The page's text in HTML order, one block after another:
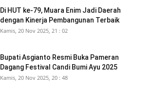
Di HUT ke-79, Muara Enim Jadi Daerah
dengan Kinerja Pembangunan Terbaik
Kamis, 20 Nov 2025, 21 : 02
Bupati Asgianto Resmi Buka Pameran
Dagang Festival Candi Bumi Ayu 2025
Kamis, 20 Nov 2025, 20 : 48